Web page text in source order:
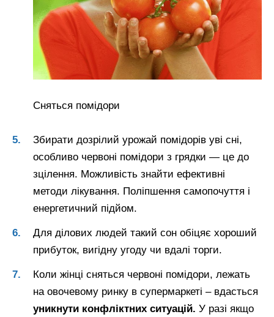
Сняться помідори
Збирати дозрілий урожай помідорів уві сні,
особливо червоні помідори з грядки — це до
зцілення. Можливість знайти ефективні
методи лікування. Поліпшення самопочуття і
енергетичний підйом.
Для ділових людей такий сон обіцяє хороший
прибуток, вигідну угоду чи вдалі торги.
Коли жінці сняться червоні помідори, лежать
на овочевому ринку в супермаркеті – вдасться
уникнути конфліктних ситуацій. У разі якщо